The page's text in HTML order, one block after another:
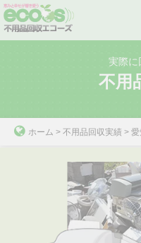
Skip
to
実際に
不用
ホーム > 不用品回収実績 >